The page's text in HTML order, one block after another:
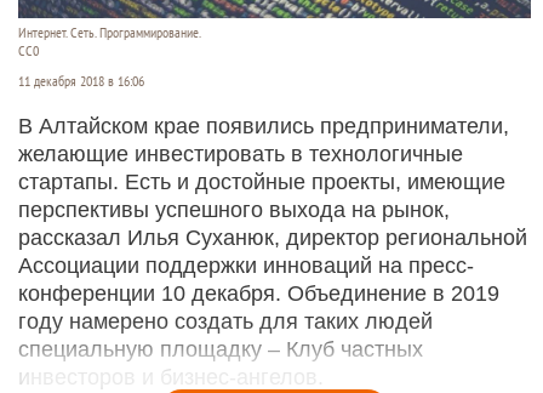
Интернет. Сеть. Программирование.
СС0
11 декабря 2018 в 16:06
В Алтайском крае появились предприниматели,
желающие инвестировать в технологичные
стартапы. Есть и достойные проекты, имеющие
перспективы успешного выхода на рынок,
рассказал Илья Суханюк, директор региональной
Ассоциации поддержки инноваций на пресс-
конференции 10 декабря. Объединение в 2019
году намерено создать для таких людей
специальную площадку – Клуб частных
инвесторов и бизнес-ангелов.